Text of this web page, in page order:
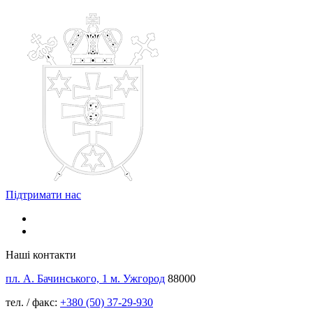
Підтримати нас
Наші контакти
пл. А. Бачинського, 1 м. Ужгород 88000
тел. / факс: +380 (50) 37-29-930